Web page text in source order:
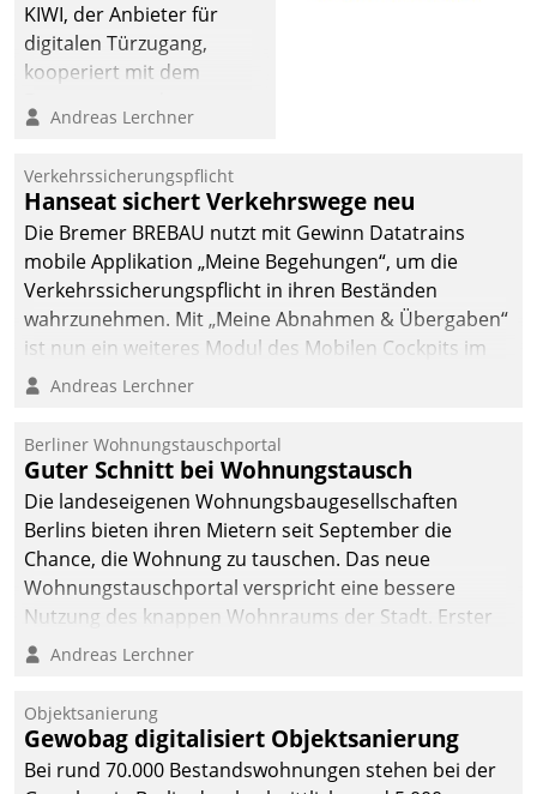
KIWI, der Anbieter für
digitalen Türzugang,
kooperiert mit dem
Softwareentwicklungshaus
Andreas Lerchner
Verkehrssicherungspflicht
Hanseat sichert Verkehrswege neu
Die Bremer BREBAU nutzt mit Gewinn Datatrains
mobile Applikation „Meine Begehungen“, um die
Verkehrssicherungspflicht in ihren Beständen
wahrzunehmen. Mit „Meine Abnahmen & Übergaben“
ist nun ein weiteres Modul des Mobilen Cockpits im
Einsatz.
Andreas Lerchner
Berliner Wohnungstauschportal
Guter Schnitt bei Wohnungstausch
Die landeseigenen Wohnungsbaugesellschaften
Berlins bieten ihren Mietern seit September die
Chance, die Wohnung zu tauschen. Das neue
Wohnungstauschportal verspricht eine bessere
Nutzung des knappen Wohnraums der Stadt. Erster
Anwendungsfall für Datatrains Lösung API-Hub mit
Unternehmen.
Andreas Lerchner
Objektsanierung
Gewobag digitalisiert Objektsanierung
Bei rund 70.000 Bestandswohnungen stehen bei der